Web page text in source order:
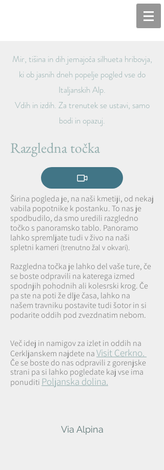
Mir, tišina in dih jemajoča silhueta hribovja,
ki ob jasnih dneh popelje pogled vse do
Italjanskih Alp.
Vdih in izdih. Za trenutek se ustavi, samo
bodi in opazuj.
Razgledna točka
Širina pogleda je, na naši kmetiji, od nekaj
vabila popotnike k postanku. To nas je
spodbudilo, da smo uredili razgledno
točko s panoramsko tablo. Panoramo
lahko spremljate tudi v živo na naši
spletni kameri (trenutno žal v okvari).
Razgledna točka je lahko del vaše ture, če
se boste odpravili na katerega izmed
spodnjih pohodnih ali kolesrski krog. Če
pa ste na poti že dlje časa, lahko na
našem travniku postavite tudi šotor in si
podarite oddih pod zvezdnatim nebom.
Več idej in namigov za izlet in oddih na
Cerkljanskem najdete naVisit Cerkno.
Če se boste do nas odpravili z gorenjske
strani pa si lahko pogledate kaj vse ima
ponuditi Poljanska dolina.
Via Alpina